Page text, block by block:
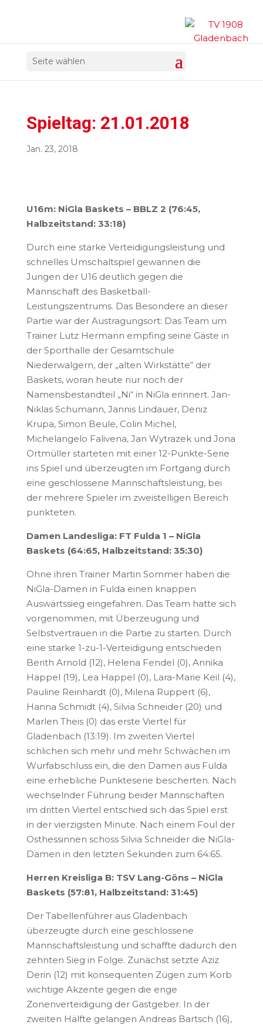
Seite wählen
Spieltag: 21.01.2018
Jan. 23, 2018
U16m: NiGla Baskets – BBLZ 2 (76:45,
Halbzeitstand: 33:18)
Durch eine starke Verteidigungsleistung und
schnelles Umschaltspiel gewannen die
Jungen der U16 deutlich gegen die
Mannschaft des Basketball-
Leistungszentrums. Das Besondere an dieser
Partie war der Austragungsort: Das Team um
Trainer Lutz Hermann empfing seine Gäste in
der Sporthalle der Gesamtschule
Niederwalgern, der „alten Wirkstätte“ der
Baskets, woran heute nur noch der
Namensbestandteil „Ni“ in NiGla erinnert. Jan-
Niklas Schumann, Jannis Lindauer, Deniz
Krupa, Simon Beule, Colin Michel,
Michelangelo Falivena, Jan Wytrazek und Jona
Ortmüller starteten mit einer 12-Punkte-Serie
ins Spiel und überzeugten im Fortgang durch
eine geschlossene Mannschaftsleistung, bei
der mehrere Spieler im zweistelligen Bereich
punkteten.
Damen Landesliga: FT Fulda 1 – NiGla
Baskets (64:65, Halbzeitstand: 35:30)
Ohne ihren Trainer Martin Sommer haben die
NiGla-Damen in Fulda einen knappen
Auswärtssieg eingefahren. Das Team hatte sich
vorgenommen, mit Überzeugung und
Selbstvertrauen in die Partie zu starten. Durch
eine starke 1-zu-1-Verteidigung entschieden
Berith Arnold (12), Helena Fendel (0), Annika
Happel (19), Lea Happel (0), Lara-Marie Keil (4),
Pauline Reinhardt (0), Milena Ruppert (6),
Hanna Schmidt (4), Silvia Schneider (20) und
Marlen Theis (0) das erste Viertel für
Gladenbach (13:19). Im zweiten Viertel
schlichen sich mehr und mehr Schwächen im
Wurfabschluss ein, die den Damen aus Fulda
eine erhebliche Punkteserie bescherten. Nach
wechselnder Führung beider Mannschaften
im dritten Viertel entschied sich das Spiel erst
in der vierzigsten Minute. Nach einem Foul der
Osthessinnen schoss Silvia Schneider die NiGla-
Damen in den letzten Sekunden zum 64:65.
Herren Kreisliga B: TSV Lang-Göns – NiGla
Baskets (57:81, Halbzeitstand: 31:45)
Der Tabellenführer aus Gladenbach
überzeugte durch eine geschlossene
Mannschaftsleistung und schaffte dadurch den
zehnten Sieg in Folge. Zunächst setzte Aziz
Derin (12) mit konsequenten Zügen zum Korb
wichtige Akzente gegen die enge
Zonenverteidigung der Gastgeber. In der
zweiten Hälfte gelangen Andreas Bartsch (16),